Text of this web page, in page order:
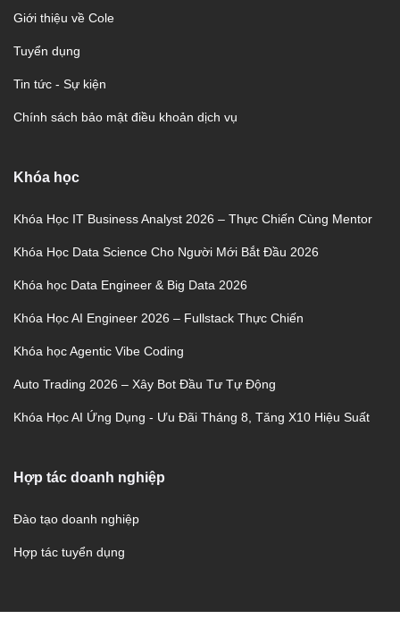
Giới thiệu về Cole
Tuyển dụng
Tin tức - Sự kiện
Chính sách bảo mật điều khoản dịch vụ
Khóa học
Khóa Học IT Business Analyst 2026 – Thực Chiến Cùng Mentor
Khóa Học Data Science Cho Người Mới Bắt Đầu 2026
Khóa học Data Engineer & Big Data 2026
Khóa Học AI Engineer 2026 – Fullstack Thực Chiến
Khóa học Agentic Vibe Coding
Auto Trading 2026 – Xây Bot Đầu Tư Tự Động
Khóa Học AI Ứng Dụng - Ưu Đãi Tháng 8, Tăng X10 Hiệu Suất
Hợp tác doanh nghiệp
Đào tạo doanh nghiệp
Hợp tác tuyển dụng